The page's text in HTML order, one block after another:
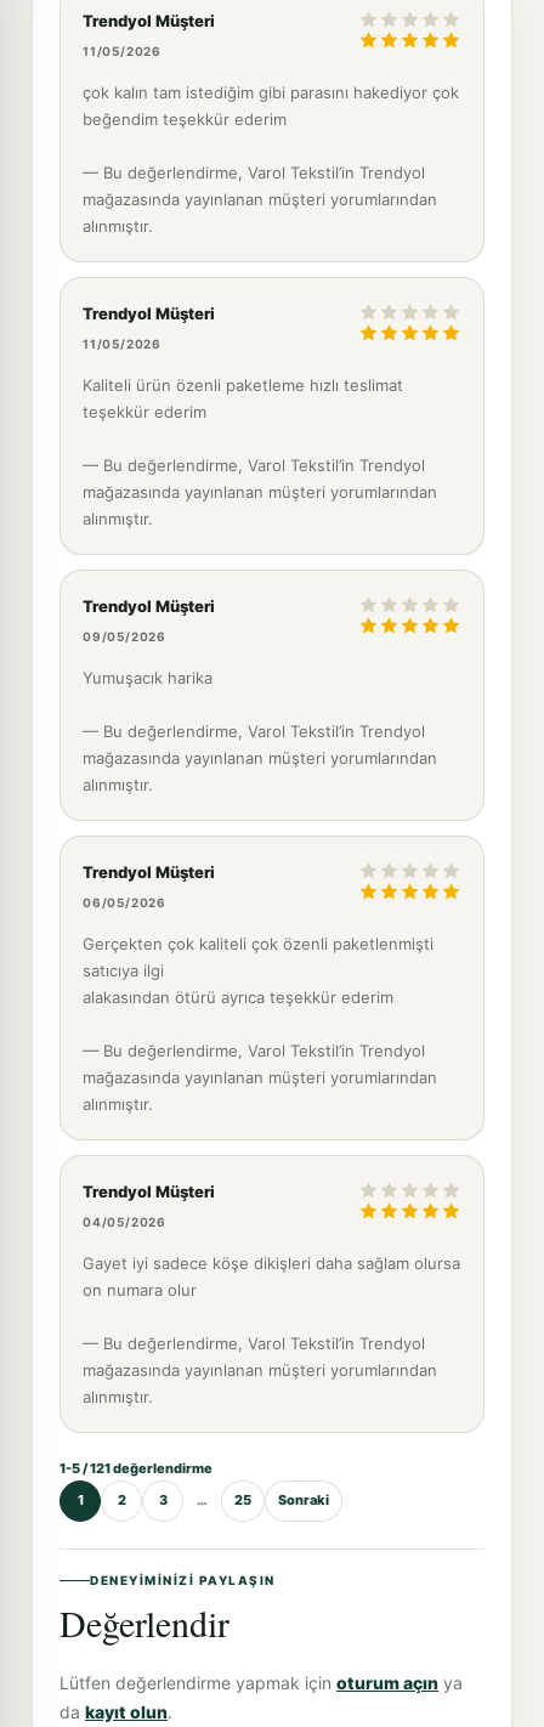
Trendyol Müşteri
11/05/2026
çok kalın tam istediğim gibi parasını hakediyor çok
beğendim teşekkür ederim
— Bu değerlendirme, Varol Tekstil’in Trendyol
mağazasında yayınlanan müşteri yorumlarından
alınmıştır.
Trendyol Müşteri
11/05/2026
Kaliteli ürün özenli paketleme hızlı teslimat
teşekkür ederim
— Bu değerlendirme, Varol Tekstil’in Trendyol
mağazasında yayınlanan müşteri yorumlarından
alınmıştır.
Trendyol Müşteri
09/05/2026
Yumuşacık harika
— Bu değerlendirme, Varol Tekstil’in Trendyol
mağazasında yayınlanan müşteri yorumlarından
alınmıştır.
Trendyol Müşteri
06/05/2026
Gerçekten çok kaliteli çok özenli paketlenmişti
satıcıya ilgi
alakasından ötürü ayrıca teşekkür ederim
— Bu değerlendirme, Varol Tekstil’in Trendyol
mağazasında yayınlanan müşteri yorumlarından
alınmıştır.
Trendyol Müşteri
04/05/2026
Gayet iyi sadece köşe dikişleri daha sağlam olursa
on numara olur
— Bu değerlendirme, Varol Tekstil’in Trendyol
mağazasında yayınlanan müşteri yorumlarından
alınmıştır.
1-5 / 121 değerlendirme
1
2 3 … 25 Sonraki
DENEYIMINIZI PAYLAŞIN
Değerlendir
Lütfen değerlendirme yapmak için oturum açın ya
da kayıt olun.